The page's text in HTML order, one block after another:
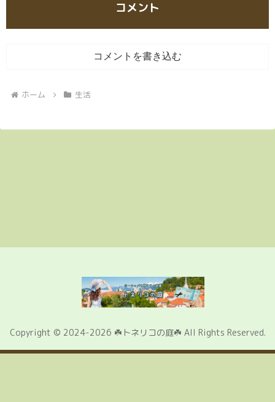
コメント
コメントを書き込む
ホーム 生活
Copyright © 2024-2026 ☘️トネリコの庭☘️ All Rights Reserved.